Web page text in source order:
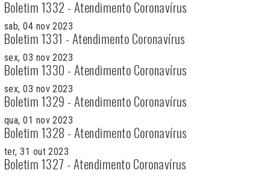
Boletim 1332 - Atendimento Coronavírus
sab, 04 nov 2023
Boletim 1331 - Atendimento Coronavírus
sex, 03 nov 2023
Boletim 1330 - Atendimento Coronavírus
sex, 03 nov 2023
Boletim 1329 - Atendimento Coronavírus
qua, 01 nov 2023
Boletim 1328 - Atendimento Coronavírus
ter, 31 out 2023
Boletim 1327 - Atendimento Coronavírus